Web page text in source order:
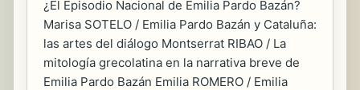
¿El Episodio Nacional de Emilia Pardo Bazán?
Marisa SOTELO / Emilia Pardo Bazán y Cataluña:
las artes del diálogo Montserrat RIBAO / La
mitología grecolatina en la narrativa breve de
Emilia Pardo Bazán Emilia ROMERO / Emilia